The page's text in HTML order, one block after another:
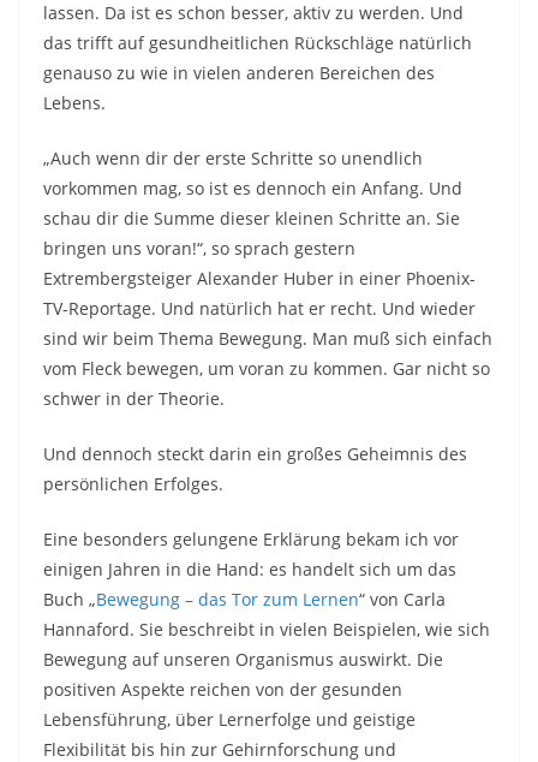
lassen. Da ist es schon besser, aktiv zu werden. Und
das trifft auf gesundheitlichen Rückschläge natürlich
genauso zu wie in vielen anderen Bereichen des
Lebens.
„Auch wenn dir der erste Schritte so unendlich
vorkommen mag, so ist es dennoch ein Anfang. Und
schau dir die Summe dieser kleinen Schritte an. Sie
bringen uns voran!“, so sprach gestern
Extrembergsteiger Alexander Huber in einer Phoenix-
TV-Reportage. Und natürlich hat er recht. Und wieder
sind wir beim Thema Bewegung. Man muß sich einfach
vom Fleck bewegen, um voran zu kommen. Gar nicht so
schwer in der Theorie.
Und dennoch steckt darin ein großes Geheimnis des
persönlichen Erfolges.
Eine besonders gelungene Erklärung bekam ich vor
einigen Jahren in die Hand: es handelt sich um das
Buch „Bewegung – das Tor zum Lernen“ von Carla
Hannaford. Sie beschreibt in vielen Beispielen, wie sich
Bewegung auf unseren Organismus auswirkt. Die
positiven Aspekte reichen von der gesunden
Lebensführung, über Lernerfolge und geistige
Flexibilität bis hin zur Gehirnforschung und